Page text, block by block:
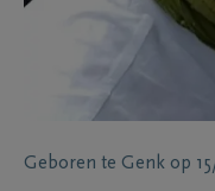
Geboren te Genk op